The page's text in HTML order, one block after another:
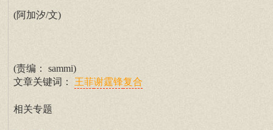
(阿加汐/文)
(责编： sammi)
文章关键词： 王菲谢霆锋复合
相关专题